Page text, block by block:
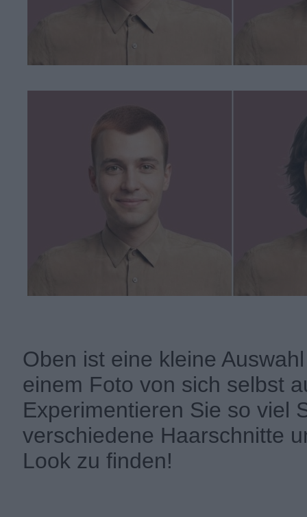
Oben ist eine kleine
einem Foto von sich selbst
Experimentieren Sie so viel
verschiedene Haarschnitte
Look zu finden!